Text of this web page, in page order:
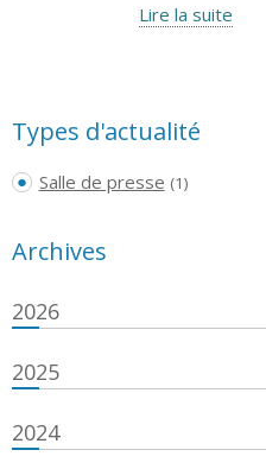
Lire la suite
Types d'actualité
Salle de presse (1)
Archives
2026
2025
2024